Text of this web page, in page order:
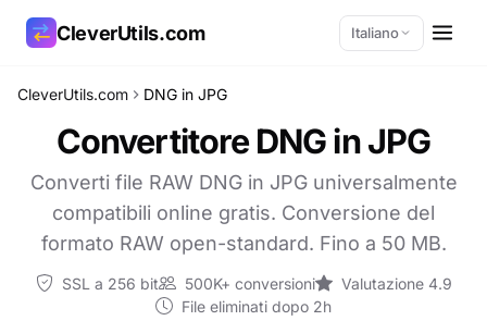
CleverUtils.com Italiano
CleverUtils.com DNG in JPG
Convertitore DNG in JPG
Converti file RAW DNG in JPG universalmente
compatibili online gratis. Conversione del
formato RAW open-standard. Fino a 50 MB.
SSL a 256 bit 500K+ conversioni
Valutazione 4.9
File eliminati dopo 2h
Copia link